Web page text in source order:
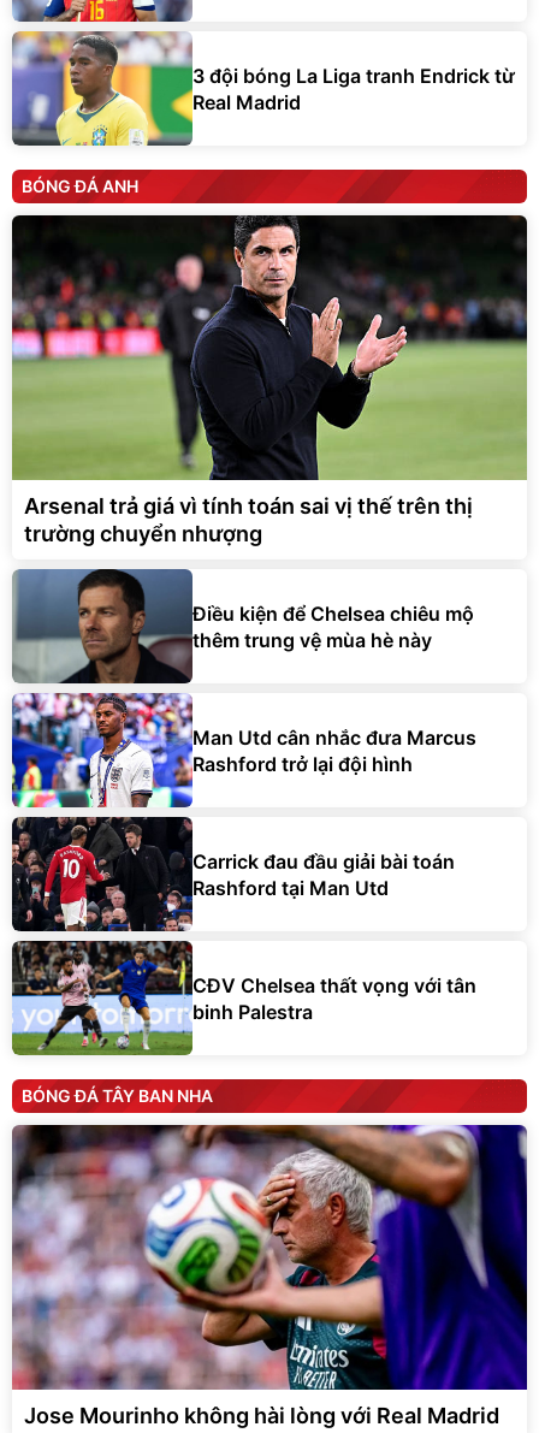
3 đội bóng La Liga tranh Endrick từ
Real Madrid
BÓNG ĐÁ ANH
Arsenal trả giá vì tính toán sai vị thế trên thị
trường chuyển nhượng
Điều kiện để Chelsea chiêu mộ
thêm trung vệ mùa hè này
Man Utd cân nhắc đưa Marcus
Rashford trở lại đội hình
Carrick đau đầu giải bài toán
Rashford tại Man Utd
CĐV Chelsea thất vọng với tân
binh Palestra
BÓNG ĐÁ TÂY BAN NHA
Jose Mourinho không hài lòng với Real Madrid